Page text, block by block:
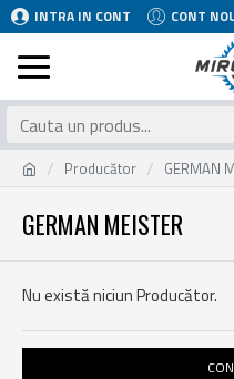
INTRA IN CONT CONT
Producător GERMAN
GERMAN MEISTER
Nu există niciun Producător.